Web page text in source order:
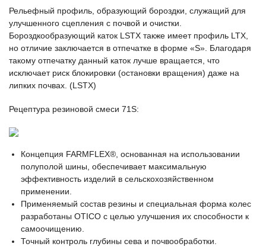
Рельефный профиль, образующий бороздки, служащий для
улучшенного сцепления с почвой и очистки.
Бороздкообразующий каток LSTX также имеет профиль LTX,
но отличие заключается в отпечатке в форме «S». Благодаря
такому отпечатку данный каток лучше вращается, что
исключает риск блокировки (остановки вращения) даже на
липких почвах. (LSTX)
Рецептура резиновой смеси 71S:
Концепция FARMFLEX®, основанная на использовании
полуполой шины, обеспечивает максимальную
эффективность изделий в сельскохозяйственном
применении.
Применяемый состав резины и специальная форма колес
разработаны OTICO с целью улучшения их способности к
самоочищению.
Точный контроль глубины сева и почвообработки.